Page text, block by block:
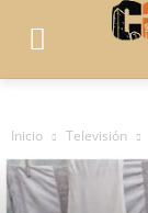
Inicio Televisión